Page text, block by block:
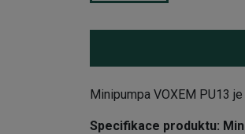
Minipumpa VOXEM PU13
Specifikace produktu: